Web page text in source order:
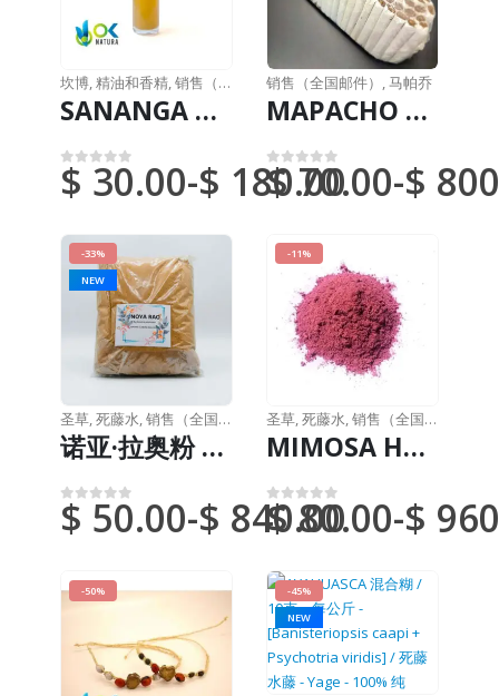
坎博,精油和香精,销售（全国邮件）
SANANGA 液体 - (Tabernaemontana undulata) Apocynaceae - 科利里奥·马泽斯
0满分 5 分
$ 30.00-$ 180.00
销售（全国邮件） ,马帕乔
MAPACHO PREMIUM by Pucallpa / 9厘米 / (Nicotiana Rústica) 100% 天然新鲜 - 无人工化学成分
0满分 5 分
$70.00-$
-33%
NEW
圣草,死藤水,销售（全国邮件）
诺亚·拉奥粉 / 200克装至1公斤装 - （亚马逊布切纳维亚）100%纯天然有机树皮
0满分 5 分
$ 50.00-$ 840.00
-11%
圣草,死藤水,销售（全国邮件）
MIMOSA HOSTILIS 粉末 /200 克（1 公斤）-（Jurema Preta）--100% 纯天然根茎
0满分 5 分
$80.00-$
-50%
-45%
NEW